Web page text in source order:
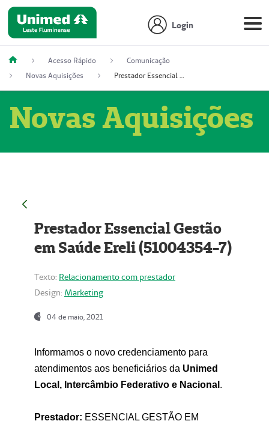
Login
Acesso Rápido
Comunicação
Novas Aquisições
Prestador Essencial Gestão em Saúde Ereli (51004354-7)
Novas Aquisições
Prestador Essencial Gestão
em Saúde Ereli (51004354-7)
Texto: Relacionamento com prestador
Design: Marketing
04 de maio, 2021
Informamos o novo credenciamento para
atendimentos aos beneficiários da Unimed
Local, Intercâmbio Federativo e Nacional .
Prestador: ESSENCIAL GESTÃO EM